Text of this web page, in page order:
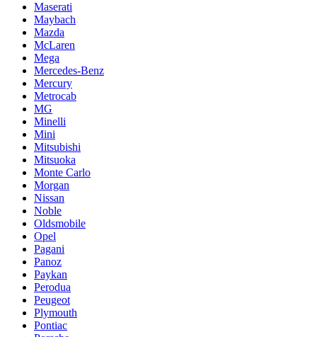
Maserati
Maybach
Mazda
McLaren
Mega
Mercedes-Benz
Mercury
Metrocab
MG
Minelli
Mini
Mitsubishi
Mitsuoka
Monte Carlo
Morgan
Nissan
Noble
Oldsmobile
Opel
Pagani
Panoz
Paykan
Perodua
Peugeot
Plymouth
Pontiac